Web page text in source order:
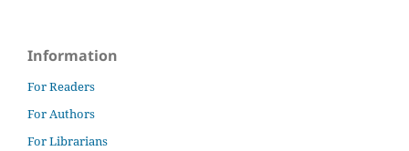
Information
For Readers
For Authors
For Librarians